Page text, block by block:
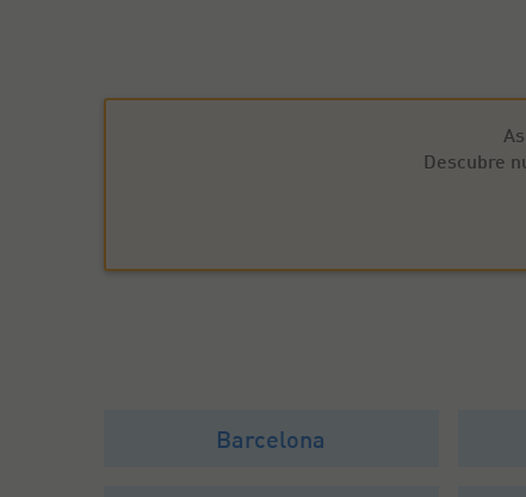
Descubre
Barcelona